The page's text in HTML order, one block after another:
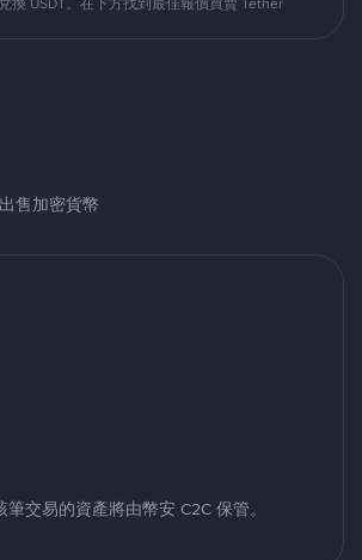
出售加密貨幣
交易的資產將由幣安 C2C 保管。